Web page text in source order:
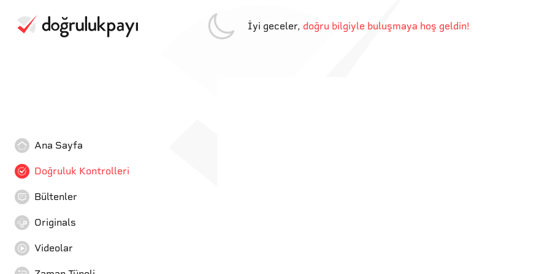
İyi geceler, doğru bilgiyle buluşmaya hoş geldin!
Ana Sayfa
Doğruluk Kontrolleri
Bültenler
Originals
Videolar